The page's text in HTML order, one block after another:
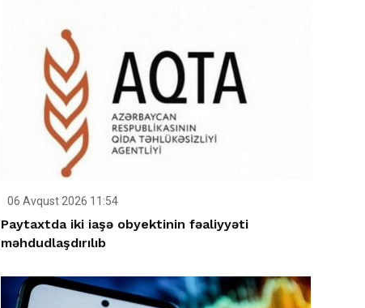
06 Avqust 2026 11:54
Paytaxtda iki iaşə obyektinin fəaliyyəti
məhdudlaşdırılıb